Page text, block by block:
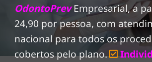
OdontoPrev Empresarial, a
24,90 por pessoa, com
nacional para todos os
cobertos pelo plano.